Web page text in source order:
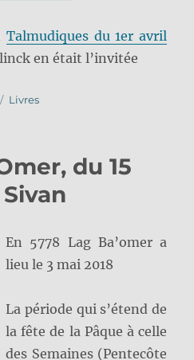
Talmudiques du 1er avril
en était l’invitée
Catégories
Livres
du 15
En 5778 Lag Ba’omer a
lieu le 3 mai 2018
La période qui s’étend de
la fête de la Pâque à celle
des Semaines (Pentecôte